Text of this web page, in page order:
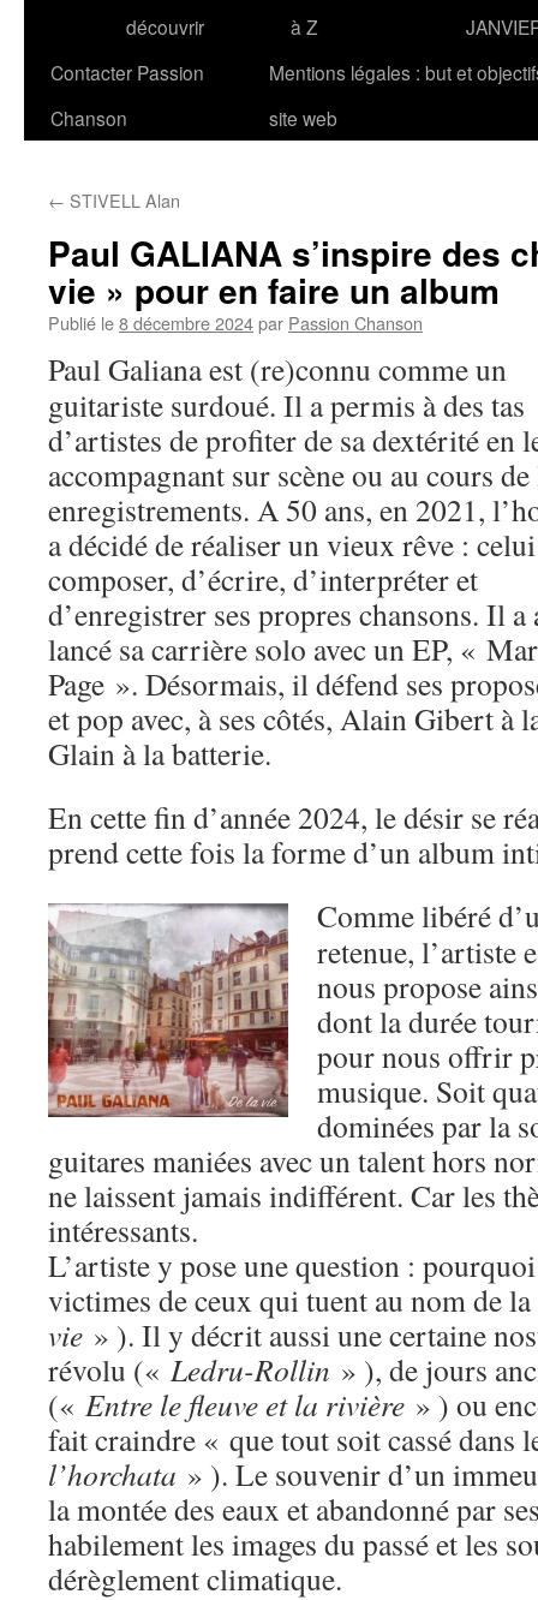
découvrir
à Z
Contacter Passion
Chanson
Mentions légales : but et
site web
← STIVELL Alan
Paul GALIANA s’inspire des
vie » pour en faire un album
Publié le8 décembre 2024par Passion Chanson
Paul Galiana est (re)connu comme un
guitariste surdoué. Il a permis à des tas
d’artistes de profiter de sa dextérité en
accompagnant sur scène ou au cours
enregistrements. A 50 ans, en 2021,
a décidé de réaliser un vieux rêve :
composer, d’écrire, d’interpréter et
d’enregistrer ses propres chansons. Il a
lancé sa carrière solo avec un EP, «
Page ». Désormais, il défend ses
et pop avec, à ses côtés, Alain Gibert à
Glain à la batterie.
En cette fin d’année 2024, le désir se
prend cette fois la forme d’un album
Comme libéré
retenue, l’artiste
nous propose
dont la durée
pour nous offrir
musique. Soit
dominées par la
guitares maniées avec un talent hors
ne laissent jamais indifférent. Car les
intéressants.
L’artiste y pose une question :
victimes de ceux qui tuent au nom de
vie » ). Il y décrit aussi une certaine
révolu (« Ledru-Rollin » ), de jours
(« Entre le fleuve et la rivière » ) ou
fait craindre « que tout soit cassé
l’horchata » ). Le souvenir d’un
la montée des eaux et abandonné par
habilement les images du passé et les
dérèglement climatique.